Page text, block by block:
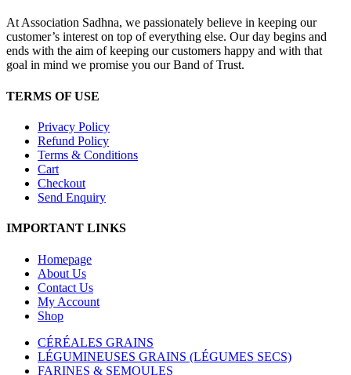
At Association Sadhna, we passionately believe in keeping our
customer’s interest on top of everything else. Our day begins and
ends with the aim of keeping our customers happy and with that
goal in mind we promise you our Band of Trust.
TERMS OF USE
Privacy Policy
Refund Policy
Terms & Conditions
Cart
Checkout
Send Enquiry
IMPORTANT LINKS
Homepage
About Us
Contact Us
My Account
Shop
CÉRÉALES GRAINS
LÉGUMINEUSES GRAINS (LÉGUMES SECS)
FARINES & SEMOULES